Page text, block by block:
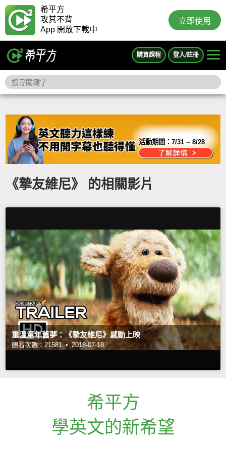
希平方
攻其不背
App 開放下載中
立即使用
購買課程 登入/註冊
活動期間：7/31 ~ 8/28
《摯友維尼》 的相關影片
重溫童年舊夢：《摯友維尼》感動上映
觀看次數：21581 • 2018-07-18
希平方
學英文的新希望